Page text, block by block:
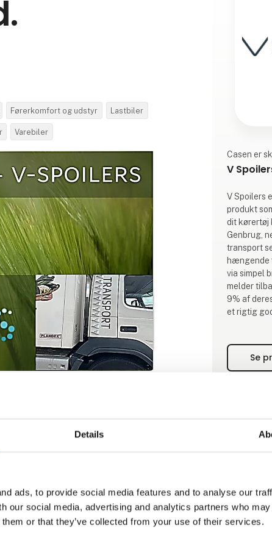
Details
ads, to provide social media features and to analyse our
our social media, advertising and analytics partners who
or that they’ve collected from your use of their services.
Førerkomfort og udstyr Lastbiler
Varebiler
Sjælland, har udarbejdet
af brændstof efter
til en payback on Investment
mere trygge når der køres i
og mindre vindfølsomme.
Casen er
V
V Spoilers
produkt
dit kørertøj
Genbrug,
transport
hængende
via simpel
melder
9% af
et rigtig
Se